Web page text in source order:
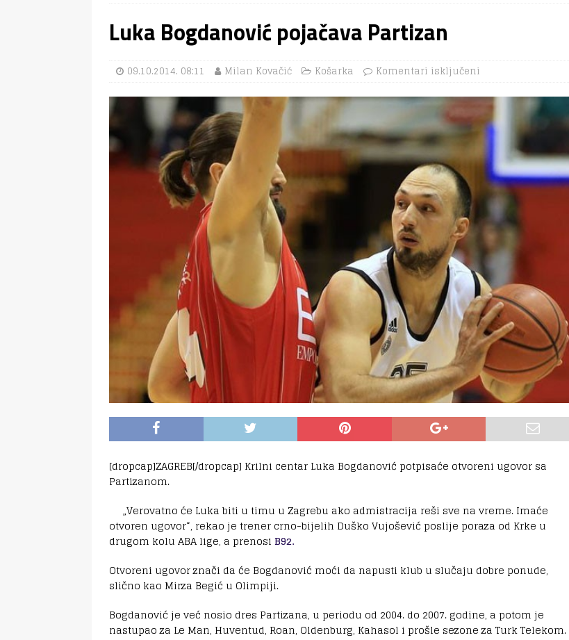
Luka Bogdanović pojačava Partizan
09.10.2014. 08:11 Milan Kovačić Košarka Komentari isključeni
[dropcap]ZAGREB[/dropcap] Krilni centar Luka Bogdanović potpisaće otvoreni ugovor sa
Partizanom.
„Verovatno će Luka biti u timu u Zagrebu ako admistracija reši sve na vreme. Imaće
otvoren ugovor“, rekao je trener crno-bijelih Duško Vujošević poslije poraza od Krke u
drugom kolu ABA lige, a prenosi B92.
Otvoreni ugovor znači da će Bogdanović moći da napusti klub u slučaju dobre ponude,
slično kao Mirza Begić u Olimpiji.
Bogdanović je već nosio dres Partizana, u periodu od 2004. do 2007. godine, a potom je
nastupao za Le Man, Huventud, Roan, Oldenburg, Kahasol i prošle sezone za Turk Telekom.